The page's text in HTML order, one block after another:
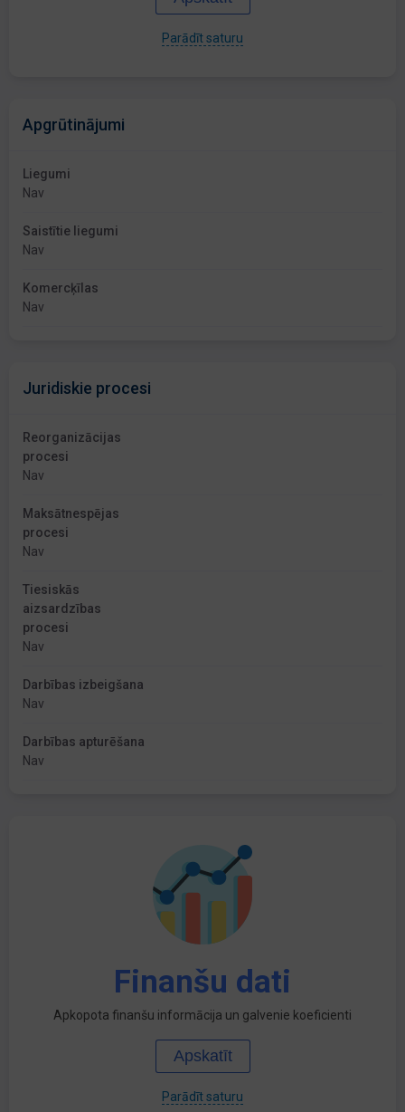
Parādīt saturu
Apgrūtinājumi
Liegumi
Nav
Saistītie liegumi
Nav
Komercķīlas
Nav
Juridiskie procesi
Reorganizācijas
procesi
Nav
Maksātnespējas
procesi
Nav
Tiesiskās
aizsardzības
procesi
Nav
Darbības izbeigšana
Nav
Darbības apturēšana
Nav
Finanšu dati
Apkopota finanšu informācija un galvenie koeficienti
Apskatīt
Parādīt saturu